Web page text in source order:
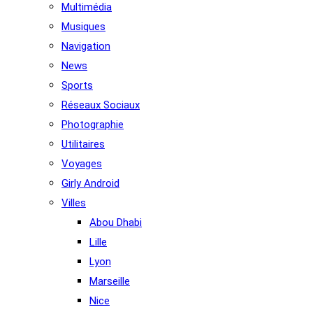
Multimédia
Musiques
Navigation
News
Sports
Réseaux Sociaux
Photographie
Utilitaires
Voyages
Girly Android
Villes
Abou Dhabi
Lille
Lyon
Marseille
Nice